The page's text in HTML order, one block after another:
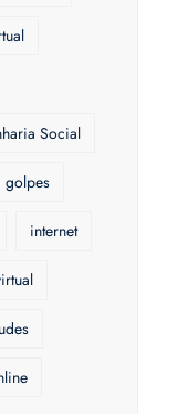
Social
golpes
internet